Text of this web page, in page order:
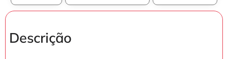
Descrição